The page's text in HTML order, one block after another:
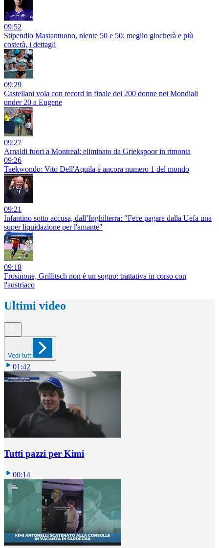
09:52
Stipendio Mastantuono, niente 50 e 50: meglio giocherà e più
costerà, i dettagli
09:29
Castellani vola con record in finale dei 200 donne nei Mondiali
under 20 a Eugene
09:27
Arnaldi fuori a Montreal: eliminato da Griekspoor in rimonta
09:26
Taekwondo: Vito Dell'Aquila è ancora numero 1 del mondo
09:21
Infantino sotto accusa, dall’Inghilterra: "Fece pagare dalla Uefa una
super liquidazione per l'amante"
09:18
Frosinone, Grillitsch non è un sogno: trattativa in corso con
l'austriaco
Ultimi video
Vedi tutti
01:42
Tutti pazzi per Kimi
00:14